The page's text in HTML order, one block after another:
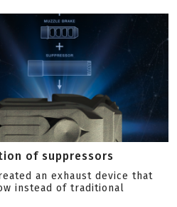
of suppressors
an exhaust device that
instead of traditional